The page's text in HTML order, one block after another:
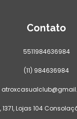
Contato
5511984636984
(11) 984636984
Lojas 104